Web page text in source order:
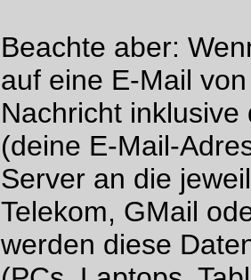
Beachte aber:
auf eine E-Mail
Nachricht
(deine E-Mail-
Server an die
Telekom, GMail
werden diese